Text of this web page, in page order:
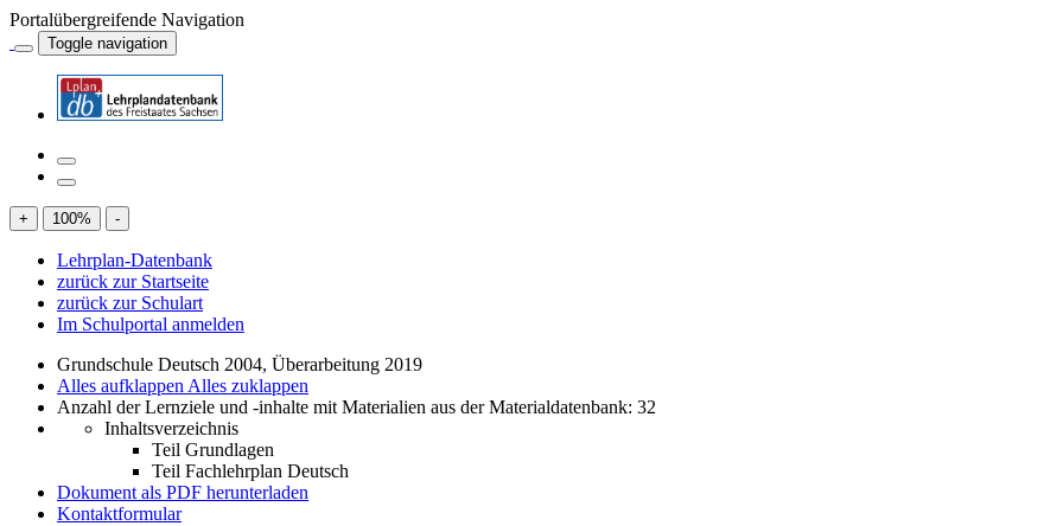
Portalübergreifende Navigation
Toggle navigation
+ 100% -
Lehrplan-Datenbank
zurück zur Startseite
zurück zur Schulart
Im Schulportal anmelden
Grundschule Deutsch 2004, Überarbeitung 2019
Alles aufklappen Alles zuklappen
Anzahl der Lernziele und -inhalte mit Materialien aus der Materialdatenbank: 32
Inhaltsverzeichnis
Teil Grundlagen
Teil Fachlehrplan Deutsch
Dokument als PDF herunterladen
Kontaktformular